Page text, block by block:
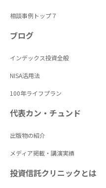
相談事例トップ７
ブログ
インデックス投資全般
NISA活用法
100年ライフプラン
代表カン・チュンド
出版物の紹介
メディア掲載・講演実績
投資信託クリニックとは